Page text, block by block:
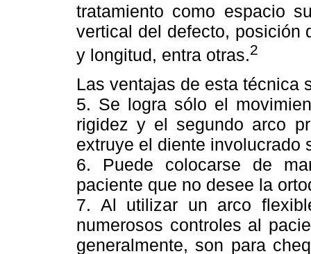
tratamiento como espacio
vertical del defecto, posición
y longitud, entra otras.2
Las ventajas de esta técnica
5. Se logra sólo el
rigidez y el segundo arco
extruye el diente involucrado
6. Puede colocarse de
paciente que no desee la
7. Al utilizar un arco
numerosos controles al
generalmente, son para